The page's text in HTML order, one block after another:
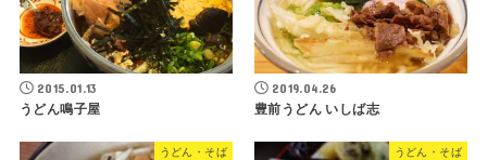
2015.01.13
うどん鳴子屋
2019.04.26
豊前うどん いしば志
うどん・そば うどん・そば